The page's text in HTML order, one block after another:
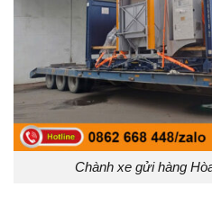
Chành xe gửi hàng